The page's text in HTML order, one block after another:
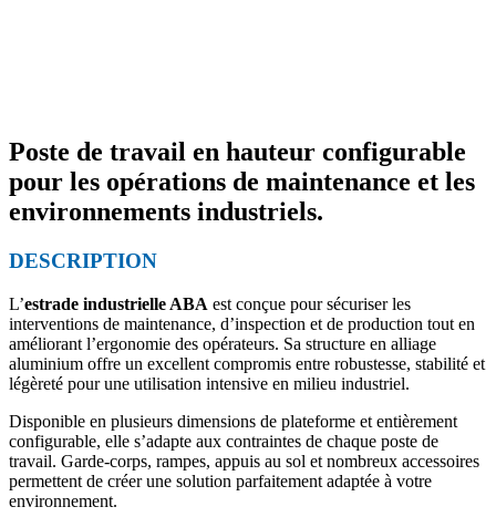
Poste de travail en hauteur configurable
pour les opérations de maintenance et les
environnements industriels.
DESCRIPTION
L’estrade industrielle ABA est conçue pour sécuriser les
interventions de maintenance, d’inspection et de production tout en
améliorant l’ergonomie des opérateurs. Sa structure en alliage
aluminium offre un excellent compromis entre robustesse, stabilité et
légèreté pour une utilisation intensive en milieu industriel.
Disponible en plusieurs dimensions de plateforme et entièrement
configurable, elle s’adapte aux contraintes de chaque poste de
travail. Garde-corps, rampes, appuis au sol et nombreux accessoires
permettent de créer une solution parfaitement adaptée à votre
environnement.